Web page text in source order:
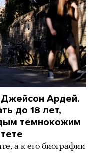
Ардей.
до 18 лет,
темнокожим
а к его биографии